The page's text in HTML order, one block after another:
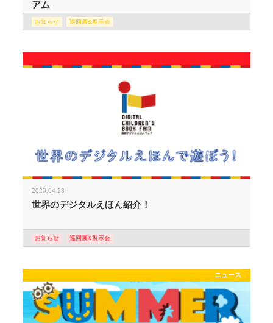
アム
お知らせ 巡回展&展示会
2020.04.13
世界のデジタルえほん紹介！
お知らせ 巡回展&展示会
ニュース